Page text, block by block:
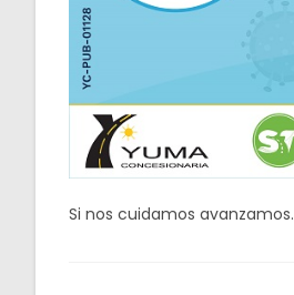
Si nos cuidamos avanzamos.